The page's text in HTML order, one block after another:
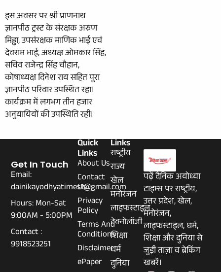
इस अवसर पर श्री प्राणनाथ
ज्ञानपीठ ट्रस्ट के संरक्षक अरुण
मिड्ढा, उपसंरक्षक माणिक भाई एवं
देवराम भाई, अध्यक्ष ओमकार सिंह,
सचिव राजेन्द्र सिंह चौहान,
कोषाध्यक्ष दिनेश राय सहित पूरा
ज्ञानपीठ परिवार उपस्थित रहा।
कार्यक्रम में लगभग तीन हजार
अनुयायियों की उपस्थिति रही।
पढ़ें दैनिक अयोध्या
टाइम्स पर राष्ट्रीय,
उत्तर प्रदेश, खेल,
मनोरंजन,
लाइफस्टाइल, धर्म,
शिक्षा और दुनिया से
जुड़ी ताज़ा व ब्रेकिंग
खबरें।
Links
राष्ट्रीय
राज्य
खेल
मनोरंजन
लाइफस्टाइल
टेक्नोलॉजी
शिक्षा
धर्म
दुनिया
Quick
Links
About Us
Contact
Us
Privacy
Policy
Terms And
Conditions
Disclaimer
ePaper
Get In Touch
Email:
dainikayodhyatimes1@gmail.com
Hours: Mon-Sat
9:00AM - 5:00PM
Contact :
9918523251